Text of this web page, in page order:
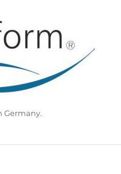
Germany.